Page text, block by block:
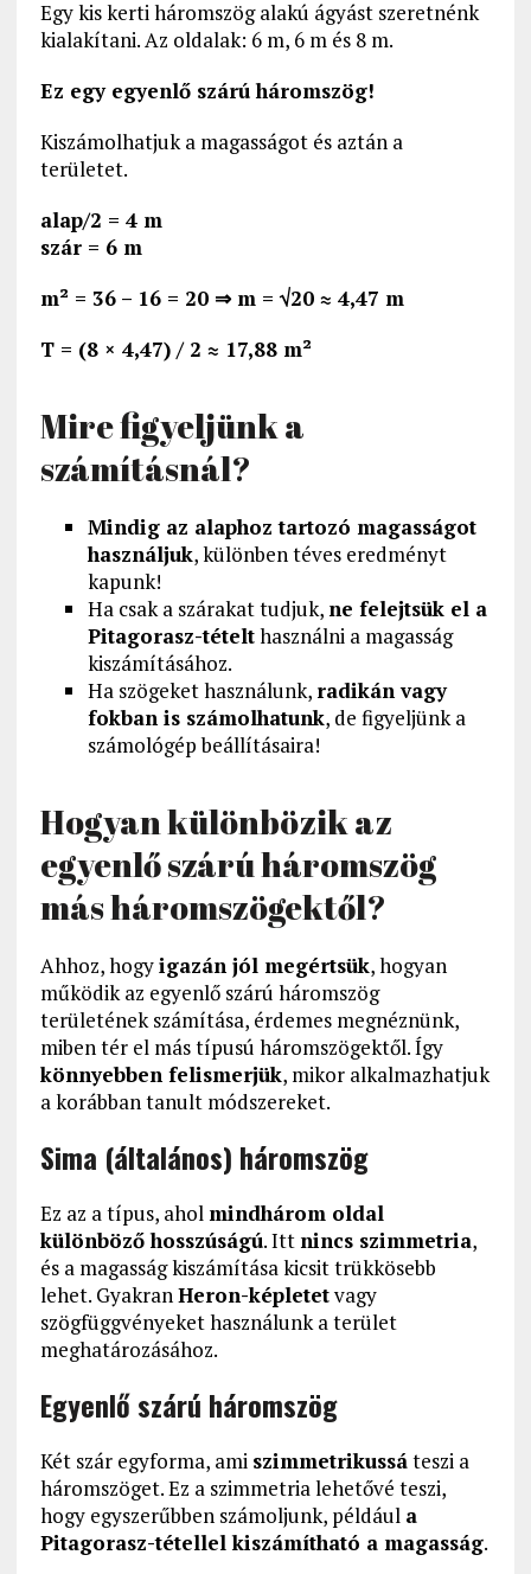
Egy kis kerti háromszög alakú ágyást szeretnénk
kialakítani. Az oldalak: 6 m, 6 m és 8 m.
Ez egy egyenlő szárú háromszög!
Kiszámolhatjuk a magasságot és aztán a
területet.
alap/2 = 4 m
szár = 6 m
m² = 36 – 16 = 20 ⇒ m = √20 ≈ 4,47 m
T = (8 × 4,47) / 2 ≈ 17,88 m²
Mire figyeljünk a
számításnál?
Mindig az alaphoz tartozó magasságot
használjuk, különben téves eredményt
kapunk!
Ha csak a szárakat tudjuk, ne felejtsük el a
Pitagorasz-tételthasználni a magasság
kiszámításához.
Ha szögeket használunk, radikán vagy
fokban is számolhatunk, de figyeljünk a
számológép beállításaira!
Hogyan különbözik az
egyenlő szárú háromszög
más háromszögektől?
Ahhoz, hogyigazán jól megértsük, hogyan
működik az egyenlő szárú háromszög
területének számítása, érdemes megnéznünk,
miben tér el más típusú háromszögektől. Így
könnyebben felismerjük, mikor alkalmazhatjuk
a korábban tanult módszereket.
Sima (általános) háromszög
Ez az a típus, ahol mindhárom oldal
különböző hosszúságú. Itt nincs szimmetria,
és a magasság kiszámítása kicsit trükkösebb
lehet. GyakranHeron-képletetvagy
szögfüggvényeket használunk a terület
meghatározásához.
Egyenlő szárú háromszög
Két szár egyforma, ami szimmetrikussáteszi a
háromszöget. Ez a szimmetria lehetővé teszi,
hogy egyszerűbben számoljunk, például a
Pitagorasz-tétellel kiszámítható a magasság.